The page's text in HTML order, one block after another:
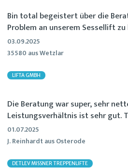
Bin total begeistert über die
Problem an unserem Sessellift zu
03.09.2025
35580 aus Wetzlar
LIFTA GMBH
Die Beratung war super, sehr
Leistungsverhältnis ist sehr gut.
01.07.2025
J. Reinhardt aus Osterode
DETLEV MISSNER TREPPENLIFTE